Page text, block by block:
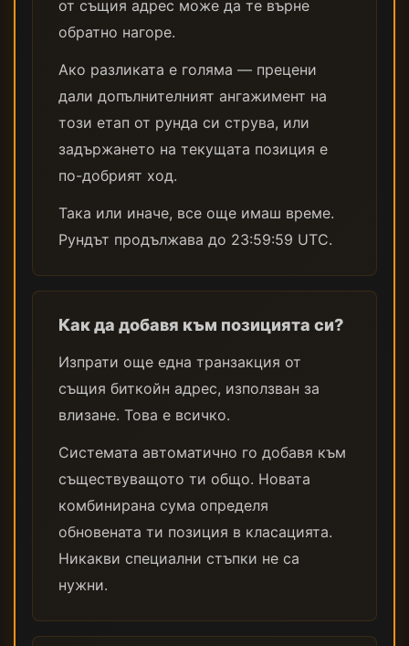
от същия адрес може да те върне
обратно нагоре.
Ако разликата е голяма — прецени
дали допълнителният ангажимент на
този етап от рунда си струва, или
задържането на текущата позиция е
по-добрият ход.
Така или иначе, все още имаш време.
Рундът продължава до 23:59:59 UTC.
Как да добавя към позицията си?
Изпрати още една транзакция от
същия биткойн адрес, използван за
влизане. Това е всичко.
Системата автоматично го добавя към
съществуващото ти общо. Новата
комбинирана сума определя
обновената ти позиция в класацията.
Никакви специални стъпки не са
нужни.